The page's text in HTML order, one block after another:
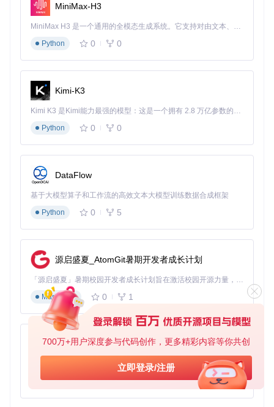
700万+用户深度参与代码创作，更多精彩内容等你共创
立即登录/注册
开始
├─ 输入类型
│  ├─ 静态图片
│  └─ 动态视频
│     ├─ 固定镜头 → 时间平滑系数: 0.6-0.7
│     └─ 运动镜头 → 跟踪稳定性: 0.8-0.9
├─ 光照条件
└─ 硬件配置
   ├─ 低端设备 → 模型复杂度: 低
   ├─ 中端设备 → 模型复杂度: 中，批处理: 2
础参数组合
三类用户的参数安全区
新手用户安全配置（所有参数均在安全阈值内）
参数类别
参数名称
面部融合
相似度权重 0.4-0.6
0.5
0.6-0.8
0.7
0.5-0.7
0.6
1-2 1
MiniMax-H3
MiniMax H3 是一个通用的全模态生成系统。它支持对由文本、图像、视频和音频组成的多模态上下文进行统一理解，并能生成分辨率高达 2K、时长可达 15 秒的带原生立体声音频的视频。得益于面向任务泛化的系统设计，H3 在预训练阶段就已具备广泛的多模态上下文理解与生成能力，能够出色地执行复杂的多模态指令。
Python
0 0
Kimi-K3
Kimi K3 是Kimi能力最强的模型：这是一个拥有 2.8 万亿参数的混合专家（MoE）模型，具备原生视觉理解能力，并支持 100 万 token 的上下文窗口。
Python
0 0
DataFlow
基于大模型算子和工作流的高效文本大模型训练数据合成框架
Python
0 5
源启盛夏_AtomGit暑期开发者成长计划
「源启盛夏」暑期校园开发者成长计划旨在激活校园开源力量，通过积分激励、认证扶持、资源倾斜等形式，引导高校组织和开发者完成「入驻 — 建项目 — 做贡献 — 获认证 — 得资源」的完整闭环。无论你是想带领社团入驻平台的组织者，还是希望用代码贡献证明自己的开发者，都能在这里找到属于你的成长路径。
Markdown
0 1
py-xiaozhi
基于Python的Xiaozhi AI，适用于想要完整Xiaozhi体验而无需拥有专用硬件的用户。
Python
0 1